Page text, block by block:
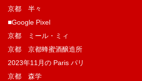
京都 半々
■Google Pixel
京都 ミール・ミィ
京都 京都蜂蜜酒醸造所
2023年11月の Paris パリ
京都 森学